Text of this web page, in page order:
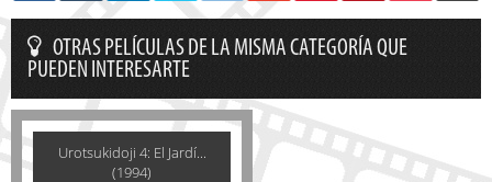
OTRAS PELÍCULAS DE LA MISMA CATEGORÍA QUE
PUEDEN INTERESARTE
Urotsukidoji 4: El Jardí­...
(1994)